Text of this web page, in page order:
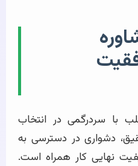
با سردرگمی در انتخاب
دشواری در دسترسی به
نهایی کار همراه است.